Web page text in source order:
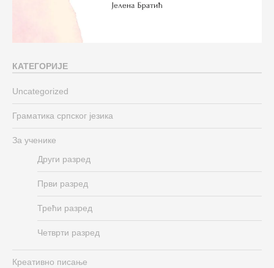
КАТЕГОРИЈЕ
Uncategorized
Граматика српског језика
За ученике
Други разред
Први разред
Трећи разред
Четврти разред
Креативно писање